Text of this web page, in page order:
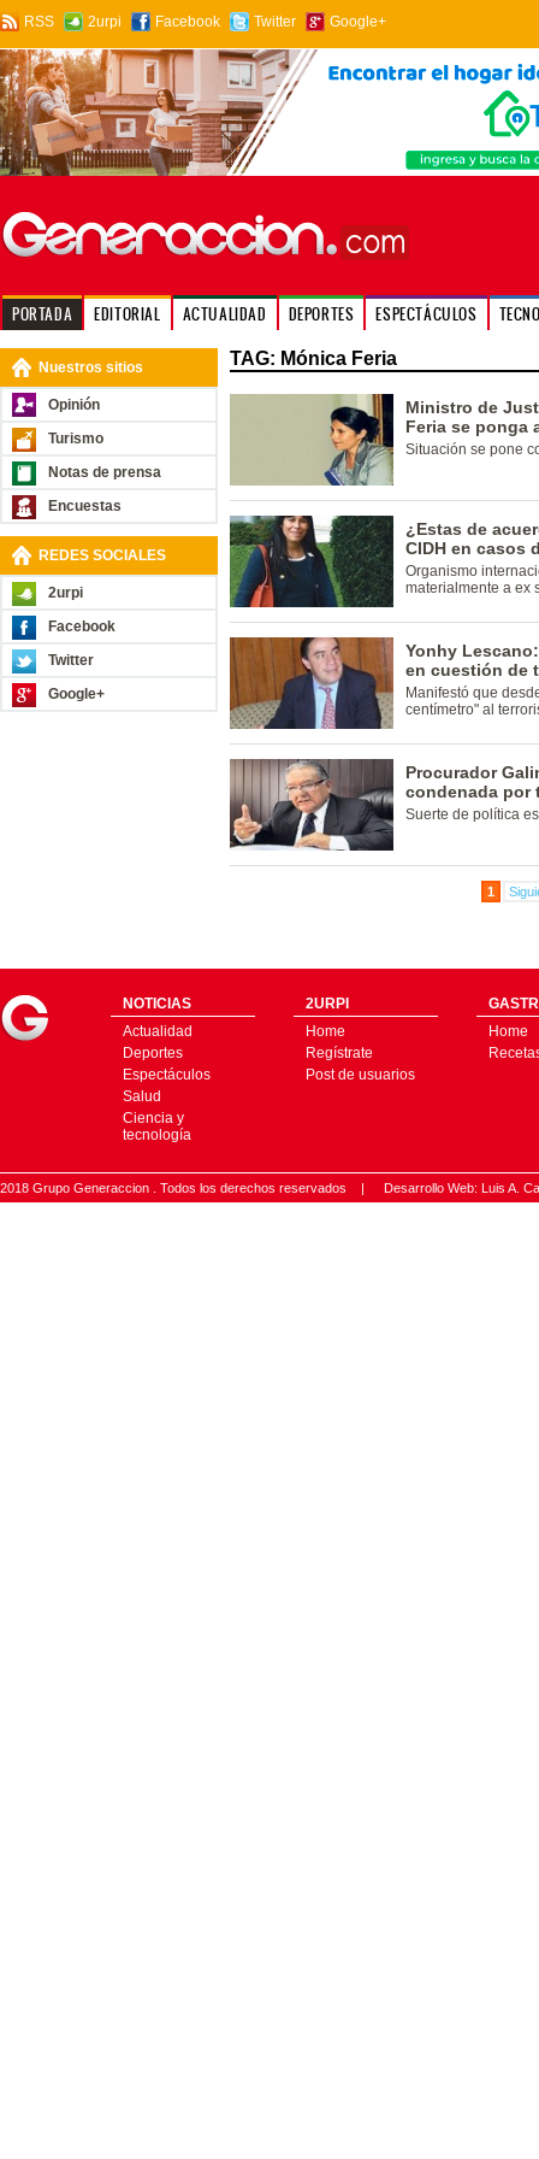
RSS 2urpi Facebook Twitter Google+
PORTADA EDITORIAL ACTUALIDAD DEPORTES ESPECTÁCULOS
Nuestros sitios
Opinión
Turismo
Notas de prensa
Encuestas
REDES SOCIALES
2urpi
Facebook
Twitter
Google+
TAG: Mónica Feria
Ministro de
Feria se ponga
Situación se pone
¿Estas de
CIDH en casos
Organismo
materialmente a ex
Yonhy
en cuestión de
Manifestó que
centímetro" al
Procurador
condenada por
Suerte de política
1
NOTICIAS
Actualidad
Deportes
Espectáculos
Salud
Ciencia y
tecnología
2URPI
Home
Regístrate
Post de usuarios
Home
2018 Grupo Generaccion . Todos los derechos reservados | Desarrollo Web: Luis